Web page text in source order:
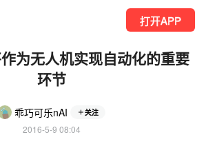
打开APP
为无人机实现自动化的重要
环节
乖巧可乐nAI 关注
2016-5-9 08:04